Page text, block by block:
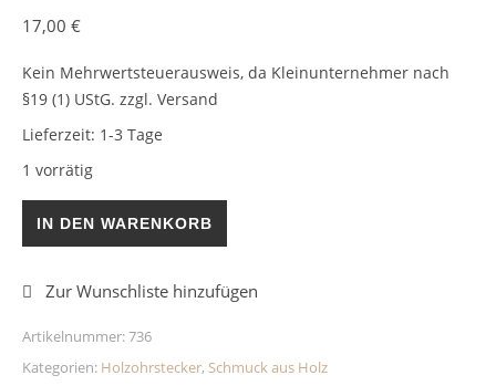
17,00 €
Kein Mehrwertsteuerausweis, da Kleinunternehmer nach
§19 (1) UStG. zzgl. Versand
Lieferzeit: 1-3 Tage
1 vorrätig
Holzohrstecker Ornament 12mm Menge
IN DEN WARENKORB
Artikelnummer:736
Kategorien: Holzohrstecker, Schmuck aus Holz